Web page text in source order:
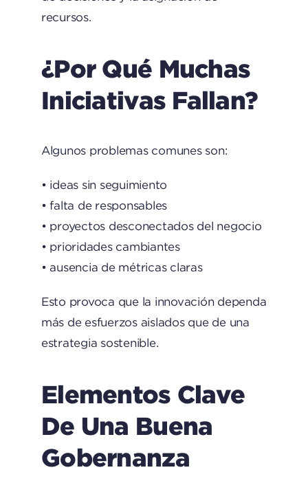
recursos.
¿Por Qué Muchas
Iniciativas Fallan?
Algunos problemas comunes son:
• ideas sin seguimiento
• falta de responsables
• proyectos desconectados del negocio
• prioridades cambiantes
• ausencia de métricas claras
Esto provoca que la innovación dependa
más de esfuerzos aislados que de una
estrategia sostenible.
Elementos Clave
De Una Buena
Gobernanza